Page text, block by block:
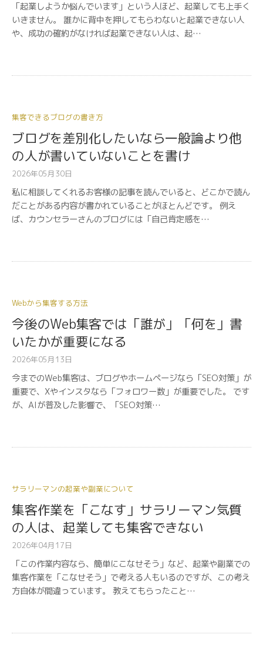
「起業しようか悩んでいます」という人ほど、起業しても上手く
いきません。 誰かに背中を押してもらわないと起業できない人
や、成功の確約がなければ起業できない人は、起…
集客できるブログの書き方
ブログを差別化したいなら一般論より他
の人が書いていないことを書け
2026年05月30日
私に相談してくれるお客様の記事を読んでいると、どこかで読ん
だことがある内容が書かれていることがほとんどです。 例え
ば、カウンセラーさんのブログには「自己肯定感を…
Webから集客する方法
今後のWeb集客では「誰が」「何を」書
いたかが重要になる
2026年05月13日
今までのWeb集客は、ブログやホームページなら「SEO対策」が
重要で、Xやインスタなら「フォロワー数」が重要でした。 です
が、AIが普及した影響で、「SEO対策…
サラリーマンの起業や副業について
集客作業を「こなす」サラリーマン気質
の人は、起業しても集客できない
2026年04月17日
「この作業内容なら、簡単にこなせそう」など、起業や副業での
集客作業を「こなせそう」で考える人もいるのですが、この考え
方自体が間違っています。 教えてもらったこと…